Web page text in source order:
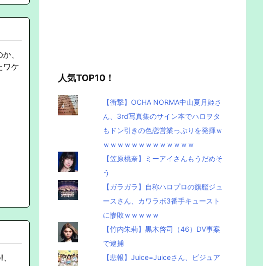
、
ワケ
人気TOP10！
【衝撃】OCHA NORMA中山夏月姫さ
ん、3rd写真集のサイン本でハロヲタ
もドン引きの色恋営業っぷりを発揮ｗ
ｗｗｗｗｗｗｗｗｗｗｗｗｗ
【笠原桃奈】ミーアイさんもうだめそ
う
【ガラガラ】自称ハロプロの旗艦ジュ
ースさん、カワラボ3番手キュースト
に惨敗ｗｗｗｗｗ
【竹内朱莉】黒木啓司（46）DV事案
で逮捕
【悲報】Juice=Juiceさん、ビジュア